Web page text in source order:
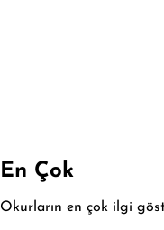
En Çok
Okurların en çok ilgi